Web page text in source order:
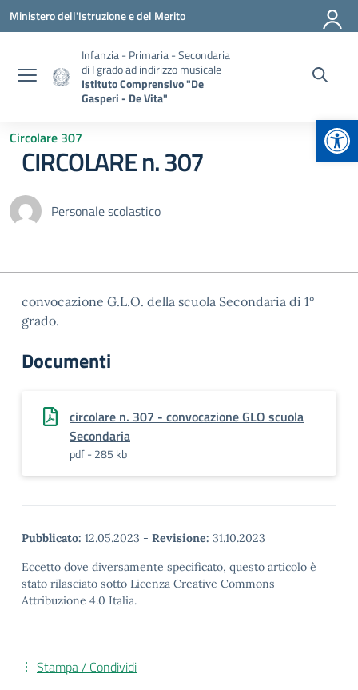
Vai ai contenuti
Vai al menu di navigazione
Vai al footer
Ministero dell'Istruzione e del Merito
Infanzia - Primaria - Secondaria
di I grado ad indirizzo musicale
Istituto Comprensivo "De
Gasperi - De Vita"
Circolare 307
CIRCOLARE n. 307
Personale scolastico
convocazione G.L.O. della scuola Secondaria di 1°
grado.
Documenti
circolare n. 307 - convocazione GLO scuola
Secondaria
pdf - 285 kb
Pubblicato: 12.05.2023 - Revisione: 31.10.2023
Eccetto dove diversamente specificato, questo articolo è
stato rilasciato sotto Licenza Creative Commons
Attribuzione 4.0 Italia.
Stampa / Condividi